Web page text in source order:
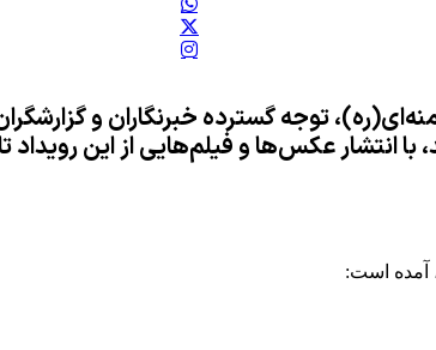
توجه گسترده خبرنگاران و
با انتشار عکس‌ها و فیلم‌هایی از این
آمده است: